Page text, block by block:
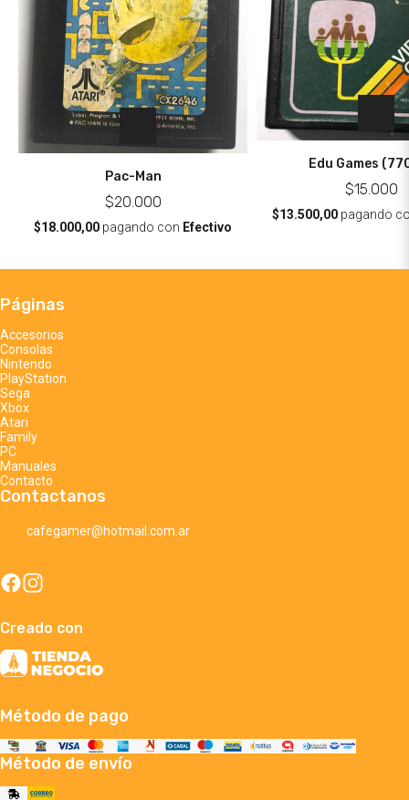
Pac-Man
$20.000
$18.000,00 pagando con Efectivo
Edu Games
$15.000
$13.500,00 pagando
Páginas
Accesorios
Consolas
Nintendo
PlayStation
Sega
Xbox
Atari
Family
PC
Manuales
Contacto
Contactanos
cafegamer@hotmail.com.ar
Creado con
Método de pago
Método de envío